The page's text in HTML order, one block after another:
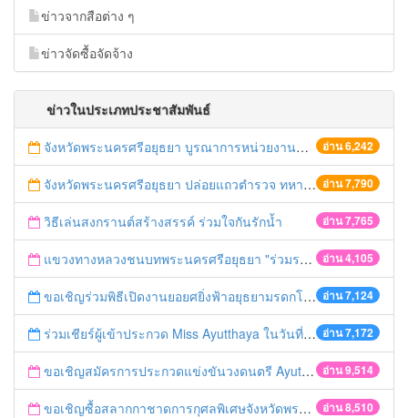
ข่าวจากสือต่าง ๆ
ข่าวจัดซื้อจัดจ้าง
ข่าวในประเภทประชาสัมพันธ์
อ่าน 6,242
จังหวัดพระนครศรีอยุธยา บูรณาการหน่วยงานที่เกี่ยวข้อง ลงพื้นที่จัดระเบียบและดำเนินมาตรการตามบทลงโทษสูงสุดกับผู้ประกอบการร้านค้าที่ยังฝ่าฝืนตั้งร้านค้ารุกล้ำเขตพื้นที่ทางหลวง เตรียมความปลอดภัยก่อนเทศกาลสงกรานต์
อ่าน 7,790
จังหวัดพระนครศรีอยุธยา ปล่อยแถวตำรวจ ทหาร ฝ่ายปกครอง กว่า 100 นาย ตรวจเข้มท่ารถสาธารณะ สถานีขนส่งรถโดยสาร วินรถตู้ และสถานีรถไฟ เตรียมรับมือเทศกาลสงกรานต์
อ่าน 7,765
วิธีเล่นสงกรานต์สร้างสรรค์ ร่วมใจกันรักน้ำ
อ่าน 4,105
แขวงทางหลวงชนบทพระนครศรีอยุธยา "ร่วมรณรงค์ ขับช้า เปิดไฟหน้า คาดเข็มขัด" เทศกาลสงกรานต์ ปี 2561
อ่าน 7,124
ขอเชิญร่วมพิธีเปิดงานยอยศยิ่งฟ้าอยุธยามรดกโลก
อ่าน 7,172
ร่วมเชียร์ผู้เข้าประกวด Miss Ayutthaya ในวันที่ 15 ธันวาคม 2560
อ่าน 9,514
ขอเชิญสมัครการประกวดแข่งขันวงดนตรี Ayutthaya battle of the bands
อ่าน 8,510
ขอเชิญซื้อสลากกาชาดการกุศลพิเศษจังหวัดพระนครศรีอยุธยา 2560